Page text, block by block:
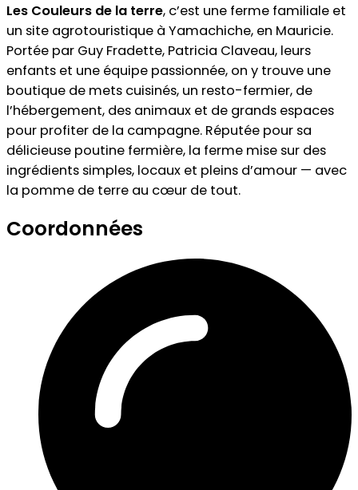
Les Couleurs de la terre, c’est une ferme familiale et
un site agrotouristique à Yamachiche, en Mauricie.
Portée par Guy Fradette, Patricia Claveau, leurs
enfants et une équipe passionnée, on y trouve une
boutique de mets cuisinés, un resto-fermier, de
l’hébergement, des animaux et de grands espaces
pour profiter de la campagne. Réputée pour sa
délicieuse poutine fermière, la ferme mise sur des
ingrédients simples, locaux et pleins d’amour — avec
la pomme de terre au cœur de tout.
Coordonnées